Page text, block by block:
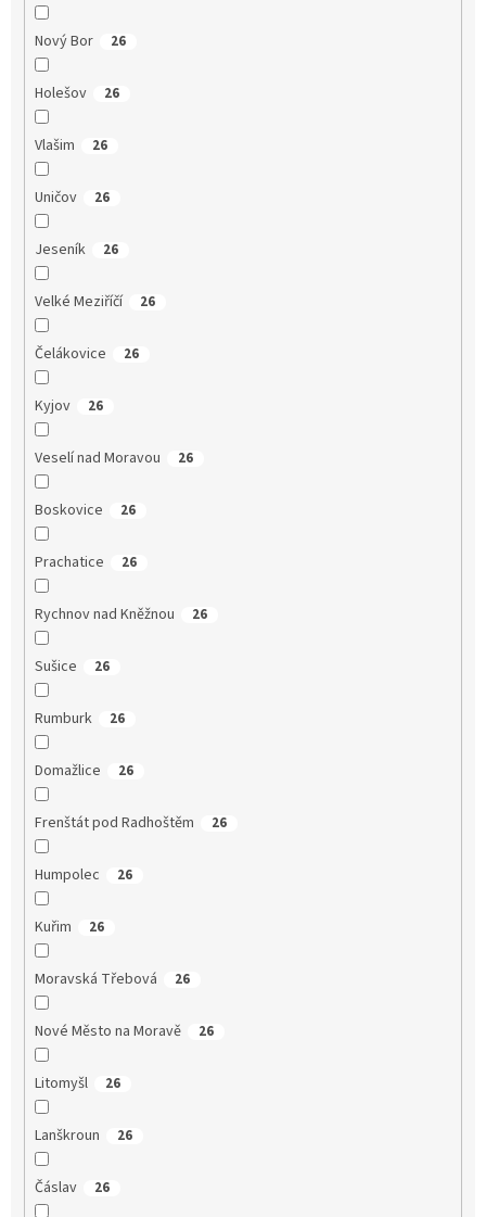
Nový Bor 26
Holešov 26
Vlašim 26
Uničov 26
Jeseník 26
Velké Meziříčí 26
Čelákovice 26
Kyjov 26
Veselí nad Moravou 26
Boskovice 26
Prachatice 26
Rychnov nad Kněžnou 26
Sušice 26
Rumburk 26
Domažlice 26
Frenštát pod Radhoštěm 26
Humpolec 26
Kuřim 26
Moravská Třebová 26
Nové Město na Moravě 26
Litomyšl 26
Lanškroun 26
Čáslav 26